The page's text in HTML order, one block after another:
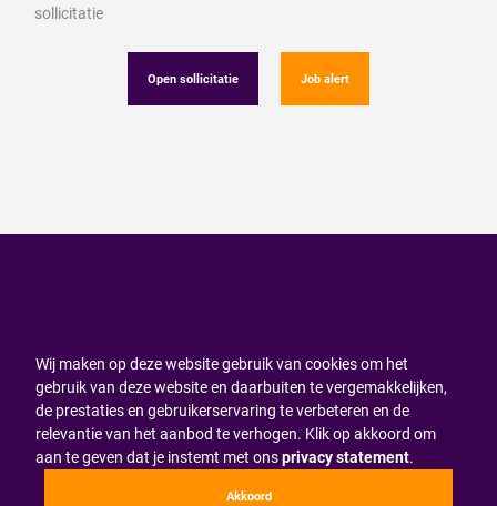
sollicitatie
Open sollicitatie Job alert
Wij maken op deze website gebruik van cookies om het
gebruik van deze website en daarbuiten te vergemakkelijken,
de prestaties en gebruikerservaring te verbeteren en de
relevantie van het aanbod te verhogen. Klik op akkoord om
aan te geven dat je instemt met onsprivacy statement.
Akkoord